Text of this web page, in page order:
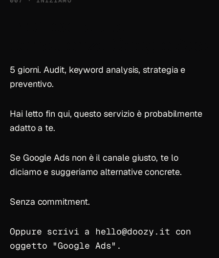
5 giorni. Audit, keyword analysis, strategia e
preventivo.
Hai letto fin qui, questo servizio è probabilmente
adatto a te.
Se Google Ads non è il canale giusto, te lo
diciamo e suggeriamo alternative concrete.
Senza commitment.
Oppure scrivi a hello@doozy.it con
oggetto "Google Ads".